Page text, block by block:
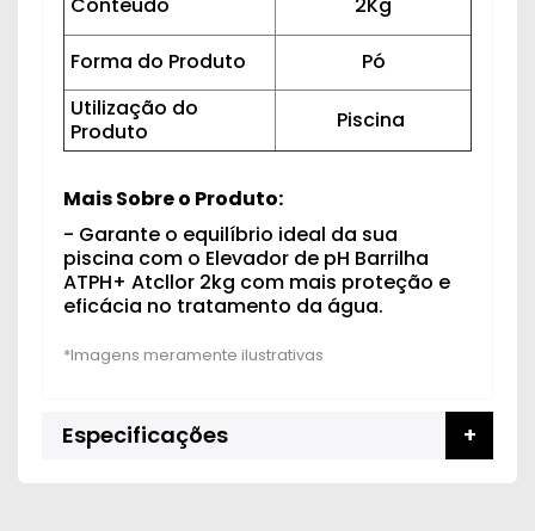
Forma do Produto
Pó
Utilização do
Produto
Piscina
Mais Sobre o Produto:
- Garante o equilíbrio ideal da sua
piscina com o Elevador de pH Barrilha
ATPH+ Atcllor 2kg com mais proteção e
eficácia no tratamento da água.
Especificações